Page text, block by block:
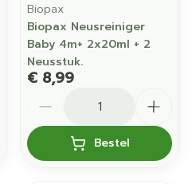
Biopax
Biopax Neusreiniger
Baby 4m+ 2x20ml + 2
Neusstuk.
€ 8,99
Bestel